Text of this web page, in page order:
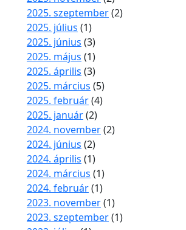
2025. szeptember(2)
2025. július (1)
2025. június (3)
2025. május (1)
2025. április (3)
2025. március (5)
2025. február(4)
2025. január(2)
2024. november(2)
2024. június (2)
2024. április (1)
2024. március (1)
2024. február(1)
2023. november(1)
2023. szeptember(1)